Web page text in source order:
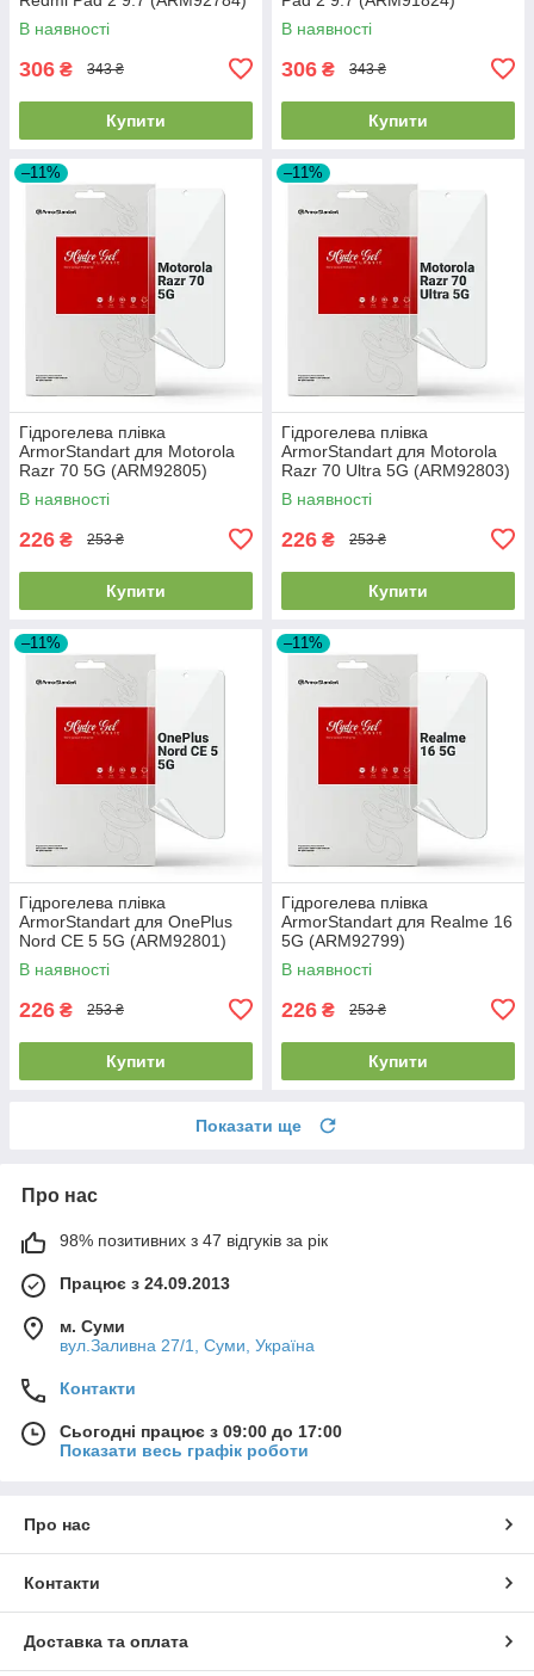
В наявності
306 ₴ 343 ₴
Купити
В наявності
306 ₴ 343 ₴
Купити
–11%
Гідрогелева плівка
ArmorStandart для Motorola
Razr 70 5G (ARM92805)
В наявності
226 ₴ 253 ₴
Купити
–11%
Гідрогелева плівка
ArmorStandart для Motorola
Razr 70 Ultra 5G (ARM92803)
В наявності
226 ₴ 253 ₴
Купити
–11%
Гідрогелева плівка
ArmorStandart для OnePlus
Nord CE 5 5G (ARM92801)
В наявності
226 ₴ 253 ₴
Купити
–11%
Гідрогелева плівка
ArmorStandart для Realme 16
5G (ARM92799)
В наявності
226 ₴ 253 ₴
Купити
Показати ще
Про нас
98% позитивних з 47 відгуків за рік
Працює з 24.09.2013
м. Суми
вул.Заливна 27/1, Суми, Україна
Контакти
Сьогодні працює з 09:00 до 17:00
Показати весь графік роботи
Про нас
Контакти
Доставка та оплата